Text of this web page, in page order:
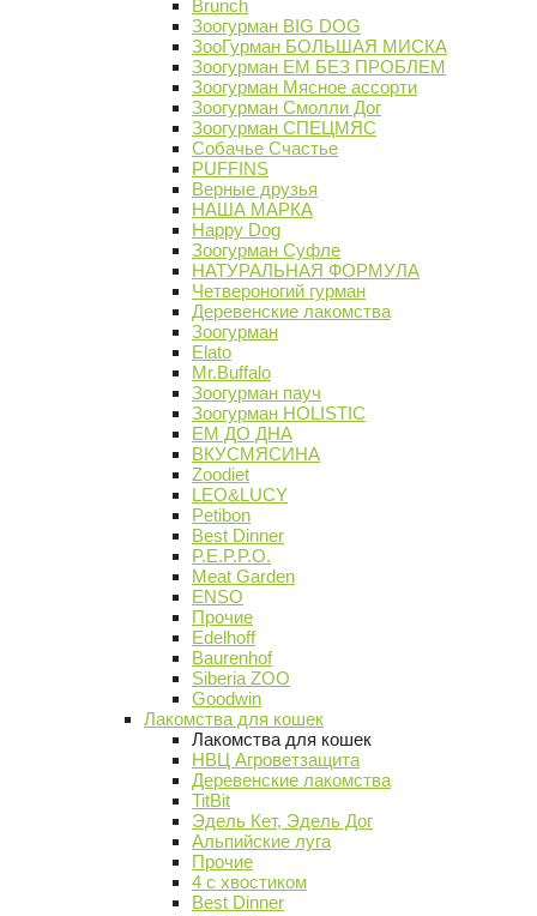
Brunch
Зоогурман BIG DOG
ЗооГурман БОЛЬШАЯ МИСКА
Зоогурман ЕМ БЕЗ ПРОБЛЕМ
Зоогурман Мясное ассорти
Зоогурман Смолли Дог
Зоогурман СПЕЦМЯС
Собачье Счастье
PUFFINS
Верные друзья
НАША МАРКА
Happy Dog
Зоогурман Суфле
НАТУРАЛЬНАЯ ФОРМУЛА
Четвероногий гурман
Деревенские лакомства
Зоогурман
Elato
Mr.Buffalo
Зоогурман пауч
Зоогурман HOLISTIC
ЕМ ДО ДНА
ВКУСМЯСИНА
Zoodiet
LEO&LUCY
Petibon
Best Dinner
P.E.P.P.O.
Meat Garden
ENSO
Прочие
Edelhoff
Baurenhof
Siberia ZOO
Goodwin
Лакомства для кошек
Лакомства для кошек
НВЦ Агроветзащита
Деревенские лакомства
TitBit
Эдель Кет, Эдель Дог
Альпийские луга
Прочие
4 с хвостиком
Best Dinner